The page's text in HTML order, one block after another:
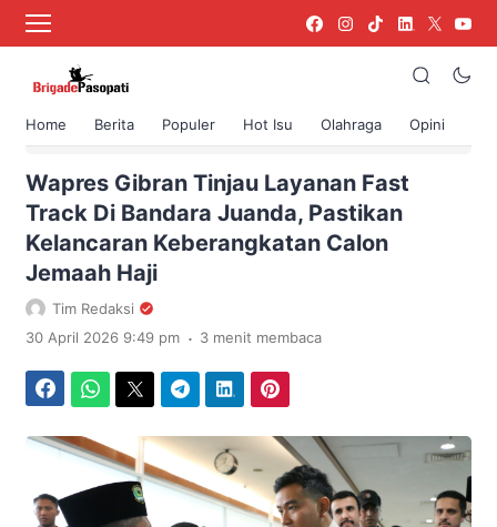
Home Berita Populer Hot Isu Olahraga Opini
›
Wapres Gibran Tinjau Layanan Fast
Track Di Bandara Juanda, Pastikan
Kelancaran Keberangkatan Calon
Jemaah Haji
Tim Redaksi
30 April 2026 9:49 pm . 3 menit membaca